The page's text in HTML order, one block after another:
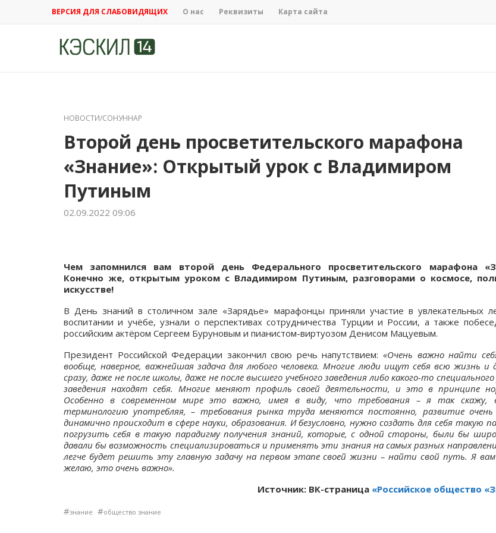
ВЕРСИЯ ДЛЯ СЛАБОВИДЯЩИХ О нас Реквизиты Карта сайта
НОВОСТИ/СОНУННАР
Второй день просветительского марафона
«Знание»: Открытый урок с Владимиром
Путиным
02.09.2022 09:06
Чем запомнился вам второй день Федерального просветительского марафона
Конечно же, открытым уроком с Владимиром Путиным, разговорами о космосе,
искусстве!
В День знаний в столичном зале «Зарядье» марафонцы приняли участие в увлекательных
воспитании и учёбе, узнали о перспективах сотрудничества Турции и России, а также
российским актёром Сергеем Буруновым и пианистом-виртуозом Денисом Мацуевым.
Президент Российской Федерации закончил свою речь напутствием:«Очень важно найти
вообще, наверное, важнейшая задача для любого человека. Многие люди ищут себя всю жизнь и
сразу, даже не после школы, даже не после высшего учебного заведения либо какого-то специального
заведения находят себя. Многие меняют профиль своей деятельности, и это в принципе
Особенно в современном мире это важно, имея в виду, что требования – я так скажу,
терминологию употребляя, – требования рынка труда меняются постоянно, развитие
динамично происходит в сфере науки, образования. И безусловно, нужно создать для себя такую
погрузить себя в такую парадигму получения знаний, которые, с одной стороны, были бы
давали бы возможность специализироваться и применять эти знания на самых разных
легче будет решить эту главную задачу на первом этапе своей жизни – найти свой путь. Я
желаю, это очень важно».
Источник: ВК-страница «Российское общество
#знание #общество знание